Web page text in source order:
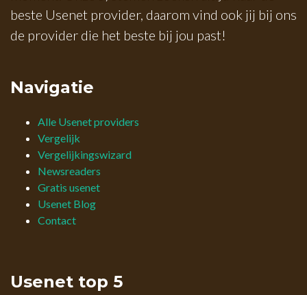
beste Usenet provider, daarom vind ook jij bij ons
de provider die het beste bij jou past!
Navigatie
Alle Usenet providers
Vergelijk
Vergelijkingswizard
Newsreaders
Gratis usenet
Usenet Blog
Contact
Usenet top 5